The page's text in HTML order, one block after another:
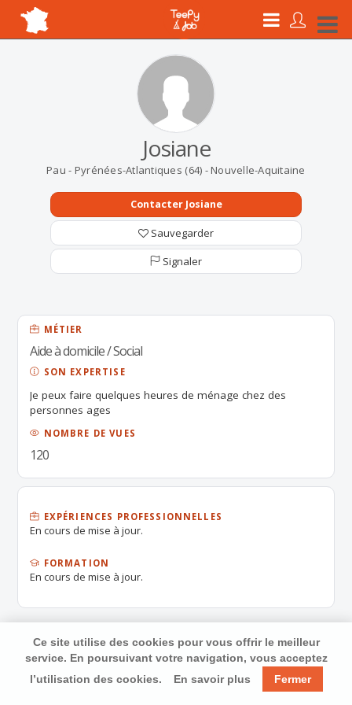
Josiane
Pau - Pyrénées-Atlantiques (64) - Nouvelle-Aquitaine
Contacter Josiane
Sauvegarder
Signaler
MÉTIER
Aide à domicile / Social
SON EXPERTISE
Je peux faire quelques heures de ménage chez des
personnes ages
NOMBRE DE VUES
120
EXPÉRIENCES PROFESSIONNELLES
En cours de mise à jour.
FORMATION
En cours de mise à jour.
Ce site utilise des cookies pour vous offrir le meilleur
service. En poursuivant votre navigation, vous acceptez
l’utilisation des cookies.
En savoir plus Fermer